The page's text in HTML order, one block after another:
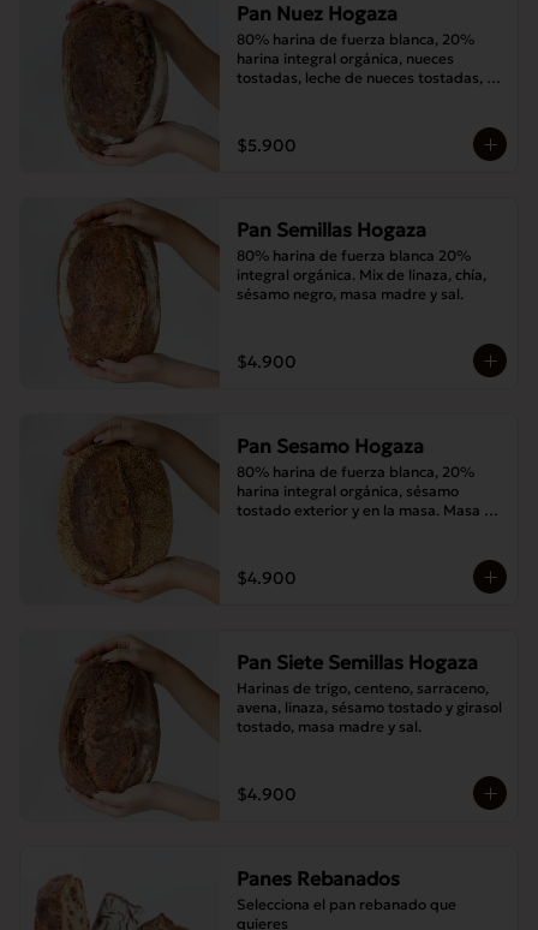
Pan Nuez Hogaza
80% harina de fuerza blanca, 20%
harina integral orgánica, nueces
tostadas, leche de nueces tostadas,
$5.900
Pan Semillas Hogaza
80% harina de fuerza blanca 20%
integral orgánica. Mix de linaza, chía,
sésamo negro, masa madre y sal.
$4.900
Pan Sesamo Hogaza
80% harina de fuerza blanca, 20%
harina integral orgánica, sésamo
tostado exterior y en la masa. Masa
$4.900
Pan Siete Semillas Hogaza
Harinas de trigo, centeno, sarraceno,
avena, linaza, sésamo tostado y girasol
tostado, masa madre y sal.
$4.900
Panes Rebanados
Selecciona el pan rebanado que
quieres